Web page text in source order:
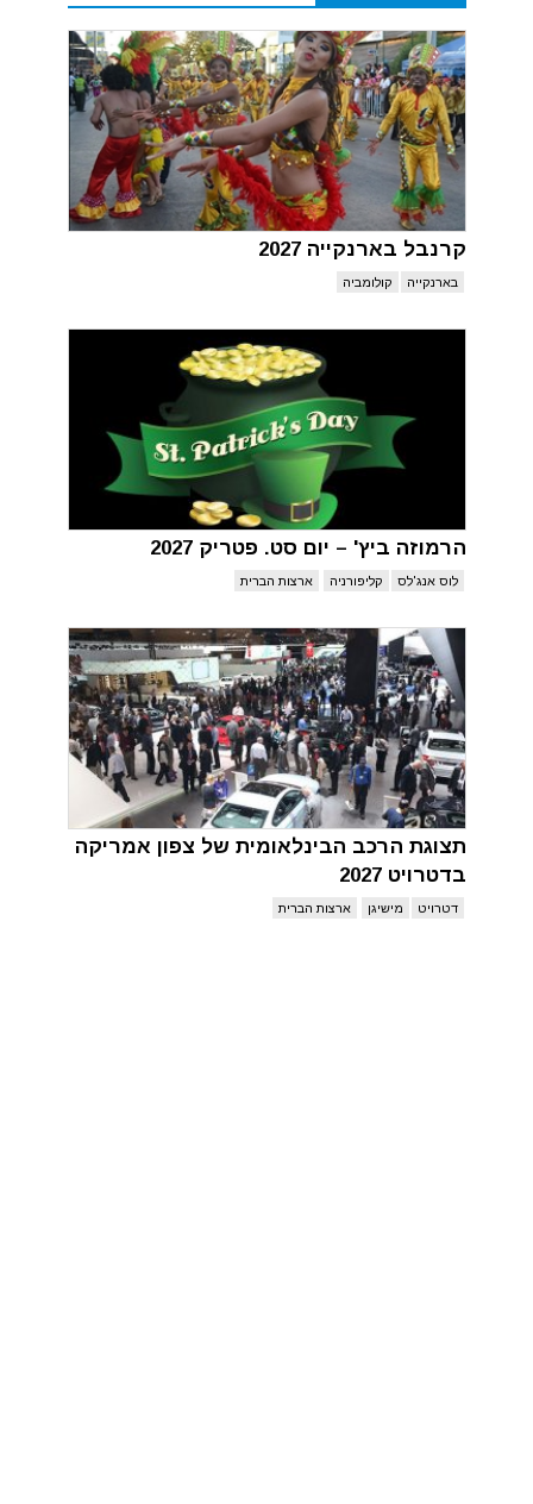
קרנבל בארנקייה 2027
בארנקייה קולומביה
הרמוזה ביץ' – יום סט. פטריק 2027
לוס אנג'לס קליפורניה ארצות הברית
תצוגת הרכב הבינלאומית של צפון אמריקה
בדטרויט 2027
דטרויט מישיגן ארצות הברית